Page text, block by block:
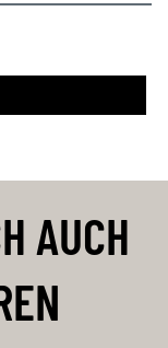
AUCH